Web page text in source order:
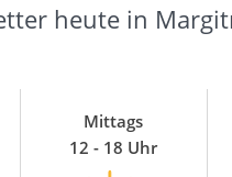
heute in
Mittags
12 - 18 Uhr